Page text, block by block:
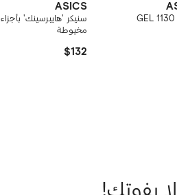
ASICS
سنيكر 'هايبرسينك' بأجزاء
مخيوطة
$132